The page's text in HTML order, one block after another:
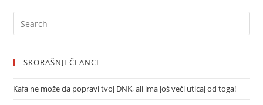
SKORAŠNJI ČLANCI
Kafa ne može da popravi tvoj DNK, ali ima još veći uticaj od toga!